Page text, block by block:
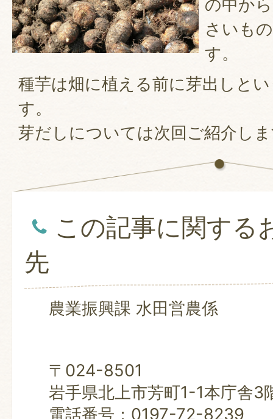
の中か
さいも
す。
種芋は畑に植える前に芽出しと
す。
芽だしについては次回ご紹介し
この記事に関する
先
農業振興課 水田営農係
〒024-8501
岩手県北上市芳町1-1本庁舎3
電話番号：0197-72-8239